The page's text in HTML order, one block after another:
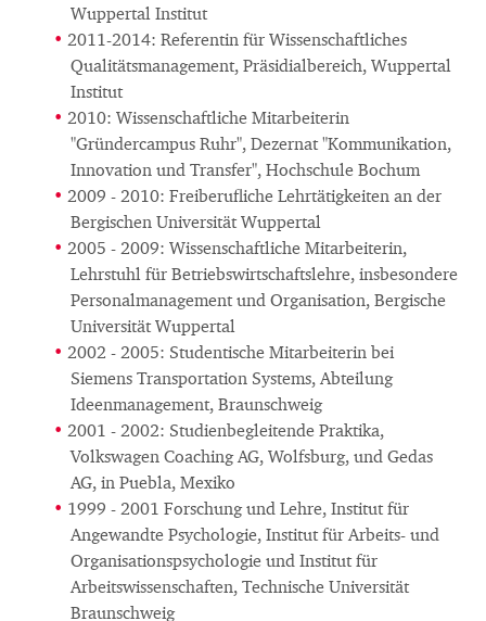
Wuppertal Institut
2011-2014: Referentin für Wissenschaftliches
Qualitätsmanagement, Präsidialbereich, Wuppertal
Institut
2010: Wissenschaftliche Mitarbeiterin
"Gründercampus Ruhr", Dezernat "Kommunikation,
Innovation und Transfer", Hochschule Bochum
2009 - 2010: Freiberufliche Lehrtätigkeiten an der
Bergischen Universität Wuppertal
2005 - 2009: Wissenschaftliche Mitarbeiterin,
Lehrstuhl für Betriebswirtschaftslehre, insbesondere
Personalmanagement und Organisation, Bergische
Universität Wuppertal
2002 - 2005: Studentische Mitarbeiterin bei
Siemens Transportation Systems, Abteilung
Ideenmanagement, Braunschweig
2001 - 2002: Studienbegleitende Praktika,
Volkswagen Coaching AG, Wolfsburg, und Gedas
AG, in Puebla, Mexiko
1999 - 2001 Forschung und Lehre, Institut für
Angewandte Psychologie, Institut für Arbeits- und
Organisationspsychologie und Institut für
Arbeitswissenschaften, Technische Universität
Braunschweig